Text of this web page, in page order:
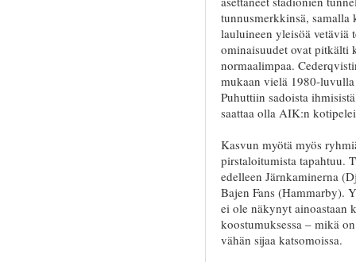
tunnusmerkkinsä,
lauluineen yleisöä vetäviä
ominaisuudet ovat pitkälti
normaalimpaa.
mukaan vielä 1980-
Puhuttiin sadoista
saattaa olla AIK:n
Kasvun myötä myös
pirstaloitumista tapahtuu.
edelleen Järnkaminerna
Bajen Fans (Hammarby).
ei ole näkynyt ainoastaan
koostumuksessa – mikä
vähän sijaa katsomoissa.